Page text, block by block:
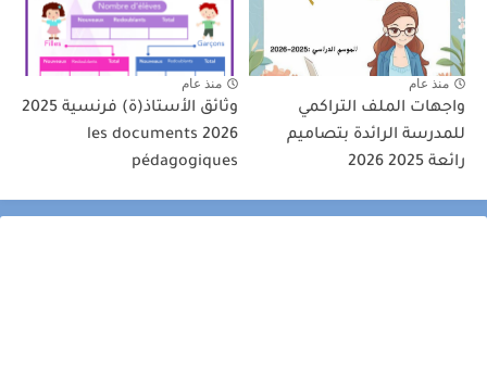
منذ عام
واجهات الملف التراكمي
للمدرسة الرائدة بتصاميم
رائعة 2025 2026
منذ عام
وثائق الأستاذ(ة) فرنسية 2025
2026 les documents
pédagogiques